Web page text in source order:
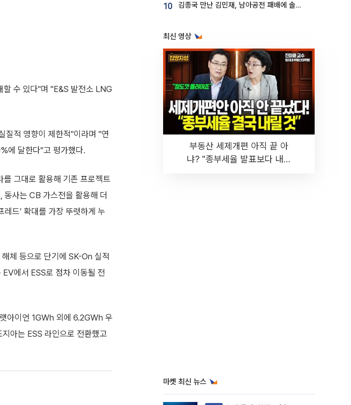
수 있다"며 "E&S 발전소 LNG
질적 영향이 제한적"이라며 "연
에 달한다"고 평가했다.
그대로 활용해 기존 프로젝트
사는 CB 가스전을 활용해 더
드’ 확대를 가장 뚜렷하게 누
체 등으로 단기에 SK-On 실적
에서 ESS로 점차 이동될 전
아이언 1GWh 외에 6.2GWh 우
아는 ESS 라인으로 전환했고
10 김종국 만난 김민재, 남아공전 패배에 솔직한 속내⋯"선수들도 못하긴 했다"
최신 영상
부동산 세제개편 아직 끝 아
냐? "종부세율 발표보다 내릴
마켓 최신 뉴스